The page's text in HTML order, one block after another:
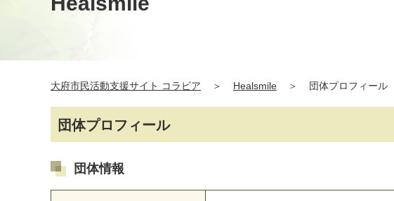
大府市民活動支援サイト コラビア ＞ Healsmile ＞ 団体プロフィール
団体プロフィール
団体情報